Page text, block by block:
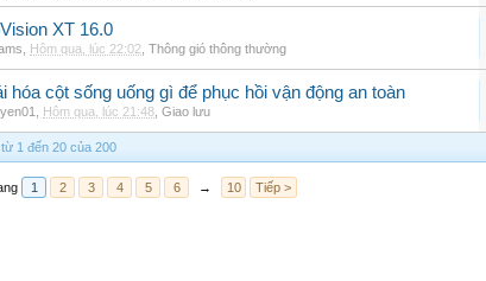
XT 16.0
Hôm qua, lúc 22:02 Thông gió thông thường
hóa cột sống uống gì để phục hồi vận động an toàn
Hôm qua, lúc 21:48 Giao lưu
1 đến 20 của 200
1 2 3 4 5 6 → 10 Tiếp >